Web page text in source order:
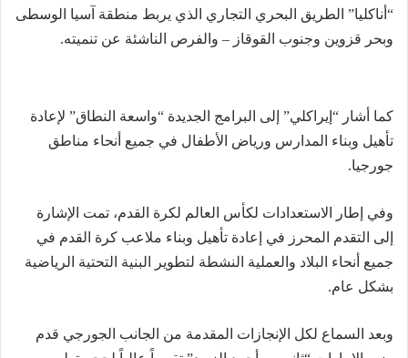
“أناكليا” الطريق البحري التجاري الذي يربط منطقة آسيا الوسطى
وبحر قزوين وجنوب القوقاز – والفرص الناشئة عن تنميته.
كما أشار “إيراكلي” إلى البرامج الجديدة “واسعة النطاق” لإعادة
تأهيل وبناء المدارس ورياض الأطفال في جميع أنحاء مناطق
جورجيا.
وفي إطار الاستعدادات لكأس العالم لكرة القدم، تمت الإشارة
إلى التقدم المحرز في إعادة تأهيل وبناء ملاعب كرة القدم في
جميع أنحاء البلاد والعملية النشطة لتطوير البنية التحتية الرياضية
بشكل عام.
وبعد السماع لكل الإنجازات المقدمة من الجانب الجورجي قدم